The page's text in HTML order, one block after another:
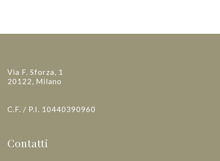
Via F. Sforza, 1
20122, Milano
C.F. / P.I. 10440390960
Contatti